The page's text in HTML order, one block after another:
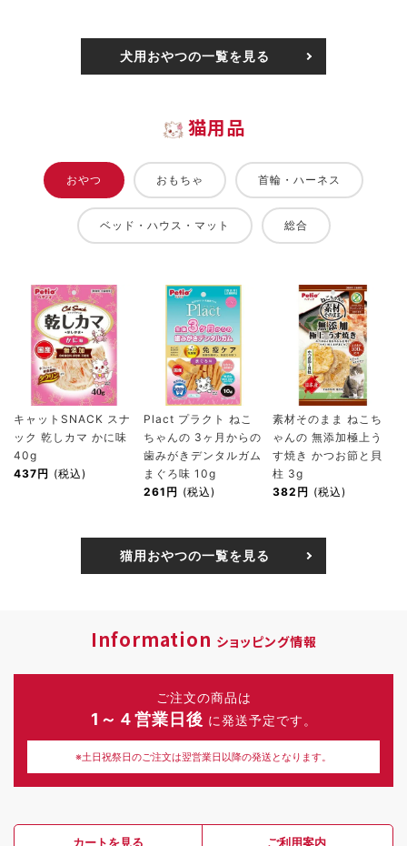
犬用おやつの一覧を見る
猫用品
おやつ おもちゃ 首輪・ハーネス
ベッド・ハウス・マット 総合
キャットSNACK スナ
ック 乾しカマ かに味
40g
437円 (税込)
Plact プラクト ねこ
ちゃんの 3ヶ月からの
歯みがきデンタルガム
まぐろ味 10g
261円 (税込)
素材そのまま ねこち
ゃんの 無添加極上う
す焼き かつお節と貝
柱 3g
382円 (税込)
猫用おやつの一覧を見る
Information ショッピング情報
ご注文の商品は
1～４営業日後 に発送予定です。
※土日祝祭日のご注文は翌営業日以降の発送となります。
カートを見る ご利用案内